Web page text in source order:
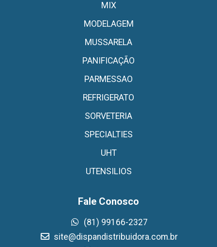
MIX
MODELAGEM
MUSSARELA
PANIFICAÇÃO
PARMESSAO
REFRIGERATO
SORVETERIA
SPECIALTIES
UHT
UTENSILIOS
Fale Conosco
(81) 99166-2327
site@dispandistribuidora.com.br